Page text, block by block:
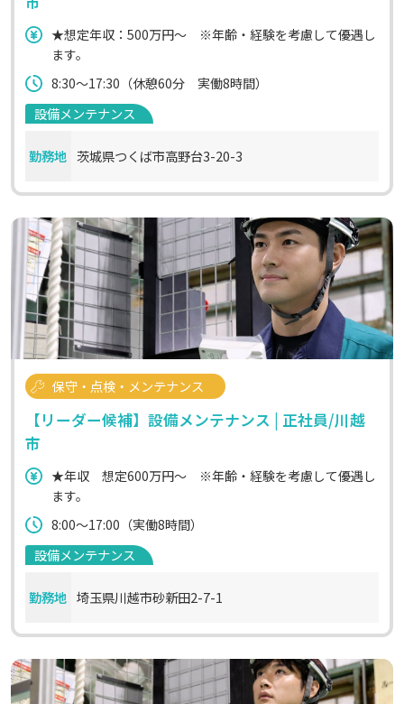
★想定年収：500万円～ ※年齢・経験を考慮して優遇し
ます。
8:30～17:30（休憩60分 実働8時間）
設備メンテナンス
勤務地 茨城県つくば市高野台3-20-3
保守・点検・メンテナンス
【リーダー候補】設備メンテナンス | 正社員/川越
市
★年収 想定600万円～ ※年齢・経験を考慮して優遇し
ます。
8:00～17:00（実働8時間）
設備メンテナンス
勤務地 埼玉県川越市砂新田2-7-1